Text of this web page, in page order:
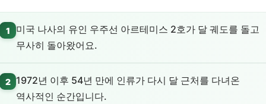
1
미국 나사의 유인 우주선 아르테미스 2호가 달 궤도를 돌고
무사히 돌아왔어요.
2 1972년 이후 54년 만에 인류가 다시 달 근처를 다녀온
역사적인 순간입니다.